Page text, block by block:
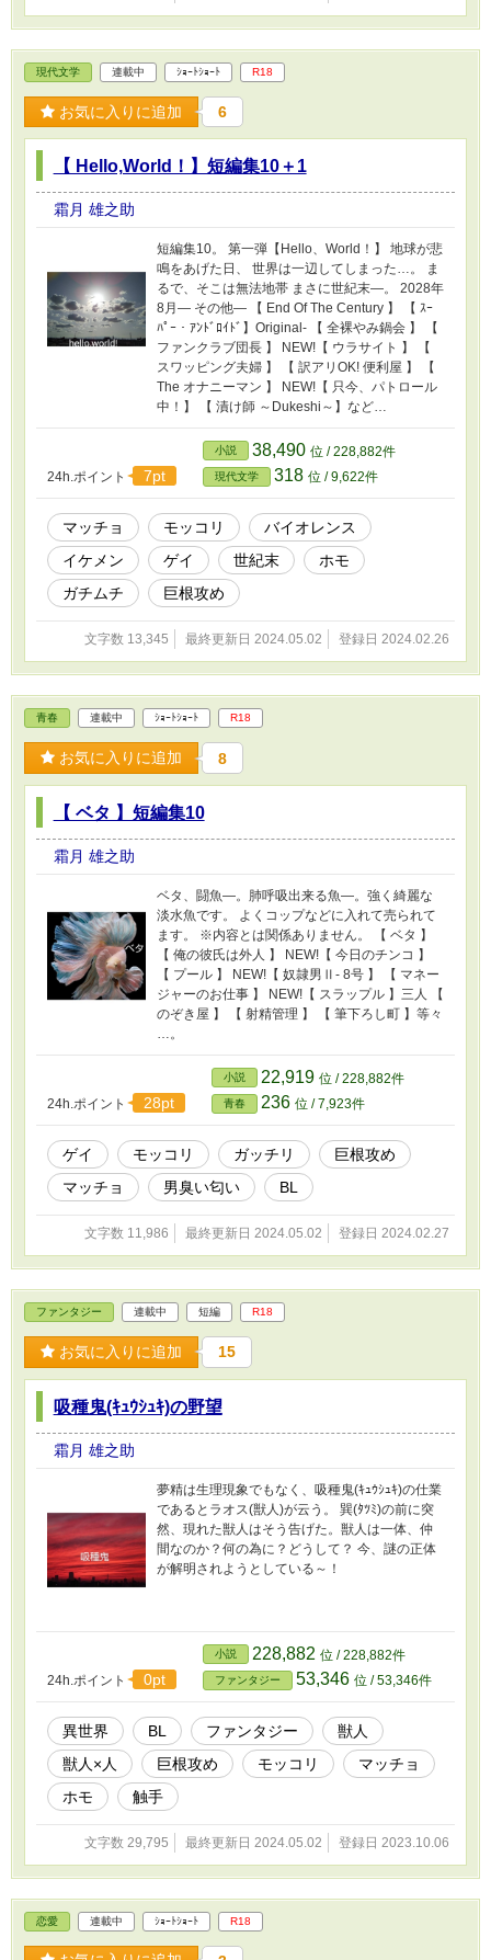
現代文学 連載中 ｼｮｰﾄｼｮｰﾄ R18
お気に入りに追加 6
【 Hello,World！】短編集10＋1
霜月 雄之助
短編集10。 第一弾【Hello、World！】 地球が悲
鳴をあげた日、 世界は一辺してしまった…。 ま
るで、そこは無法地帯 まさに世紀末―。 2028年
8月― その他― 【 End Of The Century 】 【 ｽｰ
ﾊﾟｰ・ｱﾝﾄﾞﾛｲﾄﾞ】Original- 【 全裸やみ鍋会 】 【
ファンクラブ団長 】 NEW!【 ウラサイト 】 【
スワッピング夫婦 】 【 訳アリOK! 便利屋 】 【
The オナニーマン 】 NEW!【 只今、パトロール
中！】 【 漬け師 ～Dukeshi～】など…
24h.ポイント 7pt
小説 38,490 位 / 228,882件
現代文学 318 位 / 9,622件
マッチョ モッコリ
バイオレンス
イケメン
ゲイ 世紀末
ホモ
ガチムチ
巨根攻め
文字数 13,345 最終更新日 2024.05.02 登録日 2024.02.26
青春 連載中 ｼｮｰﾄｼｮｰﾄ R18
お気に入りに追加 8
【 ベタ 】短編集10
霜月 雄之助
ベタ、闘魚―。肺呼吸出来る魚―。強く綺麗な
淡水魚です。 よくコップなどに入れて売られて
ます。 ※内容とは関係ありません。 【 ベタ 】
【 俺の彼氏は外人 】 NEW!【 今日のチンコ 】
【 プール 】 NEW!【 奴隷男Ⅱ- 8号 】 【 マネー
ジャーのお仕事 】 NEW!【 スラップル 】三人 【
のぞき屋 】 【 射精管理 】 【 筆下ろし町 】等々
…。
24h.ポイント 28pt
小説 22,919 位 / 228,882件
青春 236 位 / 7,923件
ゲイ モッコリ ガッチリ
巨根攻め
マッチョ
男臭い匂い BL
文字数 11,986 最終更新日 2024.05.02 登録日 2024.02.27
ファンタジー 連載中 短編 R18
お気に入りに追加 15
吸種鬼(ｷｭｳｼｭｷ)の野望
霜月 雄之助
夢精は生理現象でもなく、吸種鬼(ｷｭｳｼｭｷ)の仕業
であるとラオス(獣人)が云う。 巽(ﾀﾂﾐ)の前に突
然、現れた獣人はそう告げた。獣人は一体、仲
間なのか？何の為に？どうして？ 今、謎の正体
が解明されようとしている～！
24h.ポイント 0pt
小説 228,882 位 / 228,882件
ファンタジー 53,346 位 / 53,346件
異世界 BL ファンタジー
獣人
獣人×人
巨根攻め モッコリ
マッチョ
ホモ
触手
文字数 29,795 最終更新日 2024.05.02 登録日 2023.10.06
恋愛 連載中 ｼｮｰﾄｼｮｰﾄ R18